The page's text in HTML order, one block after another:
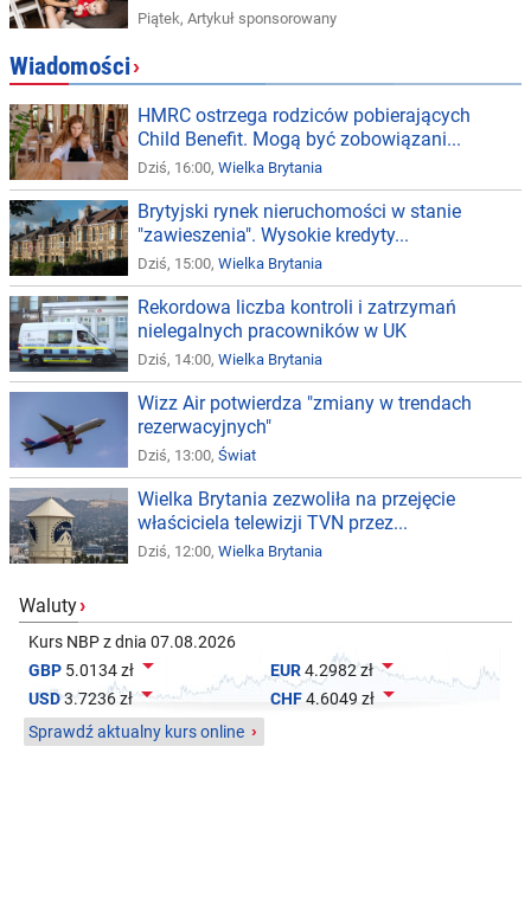
Piątek, Artykuł sponsorowany
Wiadomości›
HMRC ostrzega rodziców pobierających
Child Benefit. Mogą być zobowiązani...
Dziś, 16:00, Wielka Brytania
Brytyjski rynek nieruchomości w stanie
"zawieszenia". Wysokie kredyty...
Dziś, 15:00, Wielka Brytania
Rekordowa liczba kontroli i zatrzymań
nielegalnych pracowników w UK
Dziś, 14:00, Wielka Brytania
Wizz Air potwierdza "zmiany w trendach
rezerwacyjnych"
Dziś, 13:00, Świat
Wielka Brytania zezwoliła na przejęcie
właściciela telewizji TVN przez...
Dziś, 12:00, Wielka Brytania
Waluty›
Kurs NBP z dnia 07.08.2026
GBP 5.0134 zł  EUR4.2982 zł
USD3.7236 zł CHF4.6049 zł 
Sprawdź aktualny kurs online ›